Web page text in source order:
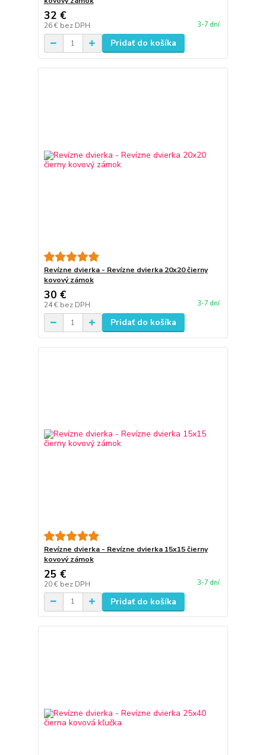
32 €
26 € bez DPH 3-7 dní
Pridať do košíka
Revízne dvierka - Revízne dvierka 20x20 čierny
kovový zámok
30 €
24 € bez DPH 3-7 dní
Pridať do košíka
Revízne dvierka - Revízne dvierka 15x15 čierny
kovový zámok
25 €
20 € bez DPH 3-7 dní
Pridať do košíka